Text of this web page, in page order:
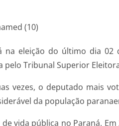
na eleição do último dia
Tribunal Superior
vezes, o deputado mais
da população
vida pública no Paraná.